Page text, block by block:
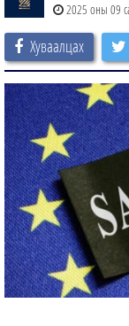
2025 оны 09
Хуваалцах